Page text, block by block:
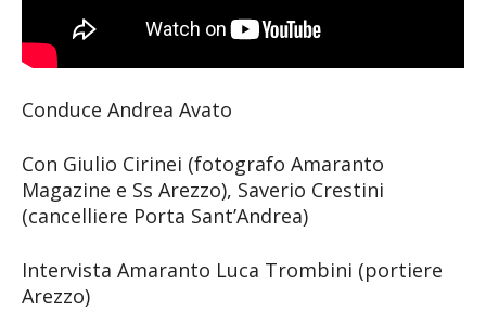
Conduce Andrea Avato
Con Giulio Cirinei (fotografo Amaranto
Magazine e Ss Arezzo), Saverio Crestini
(cancelliere Porta Sant’Andrea)
Intervista Amaranto Luca Trombini (portiere
Arezzo)